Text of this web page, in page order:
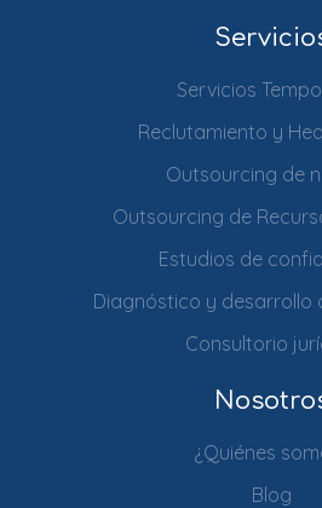
Servicios
Reclutamiento y
Outsourcing de
Outsourcing de
Estudios de
Diagnóstico y desarrollo
Consultorio
¿Quiénes
Blog